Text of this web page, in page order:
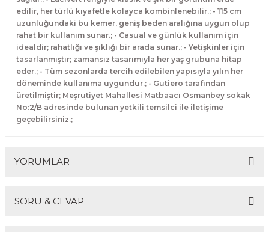
edilir, her türlü kıyafetle kolayca kombinlenebilir.; - 115 cm
uzunluğundaki bu kemer, geniş beden aralığına uygun olup
rahat bir kullanım sunar.; - Casual ve günlük kullanım için
idealdir; rahatlığı ve şıklığı bir arada sunar.; - Yetişkinler için
tasarlanmıştır; zamansız tasarımıyla her yaş grubuna hitap
eder.; - Tüm sezonlarda tercih edilebilen yapısıyla yılın her
döneminde kullanıma uygundur.; - Gutiero tarafından
üretilmiştir; Meşrutiyet Mahallesi Matbaacı Osmanbey sokak
No:2/B adresinde bulunan yetkili temsilci ile iletişime
geçebilirsiniz.;
YORUMLAR
SORU & CEVAP